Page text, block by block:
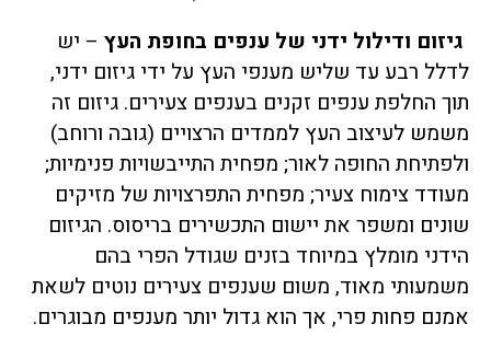
גיזום ודילול ידני של ענפים בחופת העץ – יש
לדלל רבע עד שליש מענפי העץ על ידי גיזום ידני,
תוך החלפת ענפים זקנים בענפים צעירים. גיזום זה
משמש לעיצוב העץ לממדים הרצויים (גובה ורוחב)
ולפתיחת החופה לאור; מפחית התייבשויות פנימיות;
מעודד צימוח צעיר; מפחית התפרצויות של מזיקים
שונים ומשפר את יישום התכשירים בריסוס. הגיזום
הידני מומלץ במיוחד בזנים שגודל הפרי בהם
משמעותי מאוד, משום שענפים צעירים נוטים לשאת
אמנם פחות פרי, אך הוא גדול יותר מענפים מבוגרים.